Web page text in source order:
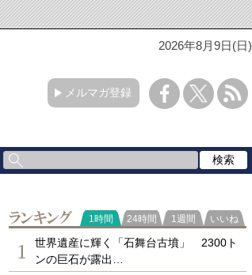
2026年8月9日(日)
メルマガ登録
ランキング
1時間 24時間 1週間 いいね
1
世界遺産に輝く「石舞台古墳」 2300ト
ンの巨石が露出…